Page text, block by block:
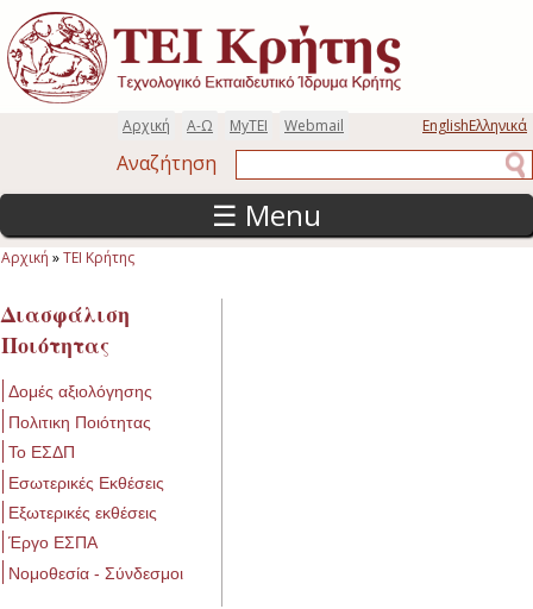
Παράκαμψη προς το κυρίως περιεχόμενο
EnglishΕλληνικά
Webmail
MyTEI
Α-Ω
Αρχική
Αναζήτηση
☰ Menu
Αρχική »ΤΕΙ Κρήτης
Διασφάλιση
Ποιότητας
Δομές αξιολόγησης
Πολιτικη Ποιότητας
Το ΕΣΔΠ
Εσωτερικές Εκθέσεις
Εξωτερικές εκθέσεις
Έργο ΕΣΠΑ
Νομοθεσία - Σύνδεσμοι